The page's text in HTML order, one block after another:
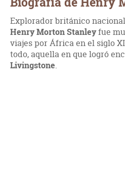
Explorador británico
Henry Morton Stanleyfue
viajes por África en el siglo
todo, aquella en que logró
Livingstone.